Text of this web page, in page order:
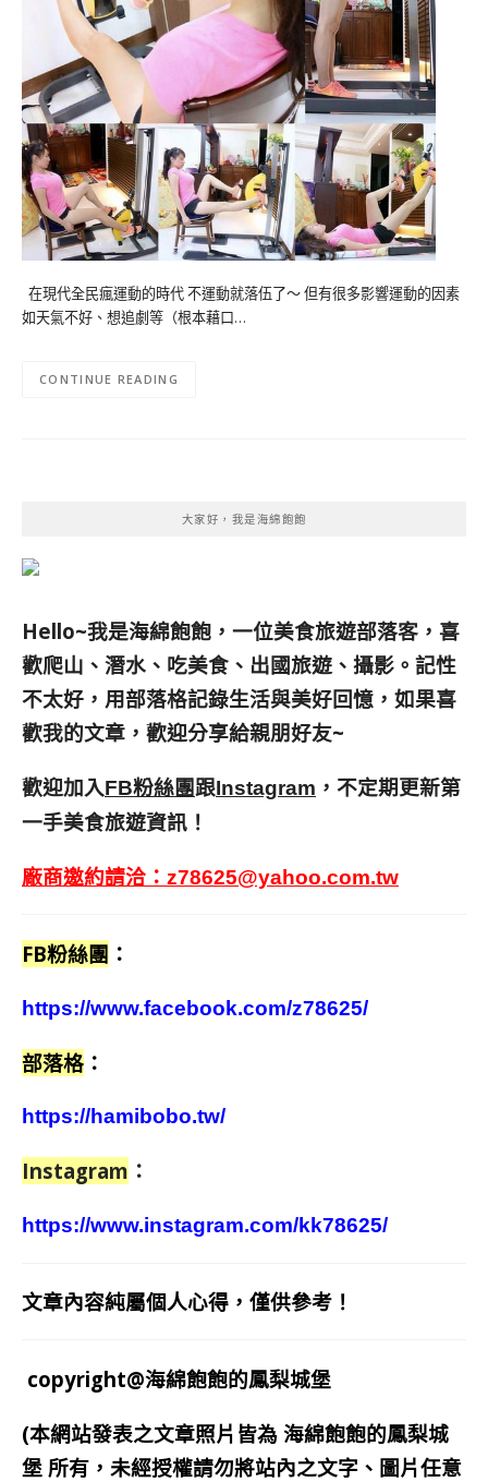
在現代全民瘋運動的時代 不運動就落伍了～ 但有很多影響運動的因素
如天氣不好、想追劇等（根本藉口…
CONTINUE READING
大家好，我是海綿飽飽
Hello~我是海綿飽飽，一位美食旅遊部落客， 喜
歡爬山、潛水、吃美食、出國旅遊、攝影。 記性
不太好，用部落格記錄生活與美好回憶， 如果喜
歡我的文章，歡迎分享給親朋好友~
歡迎加入FB粉絲團跟Instagram ，不定期更新第
一手美食旅遊資訊！
廠商邀約請洽： z78625@yahoo.com.tw
FB粉絲團 ：
https://www.facebook.com/z78625/
部落格 ：
https://hamibobo.tw/
Instagram ：
https://www.instagram.com/kk78625/
文章內容純屬個人心得，僅供參考！
copyright@海綿飽飽的鳳梨城堡
(本網站發表之文章照片皆為 海綿飽飽的鳳梨城
堡 所有，未經授權請勿將站內之文字、圖片任意